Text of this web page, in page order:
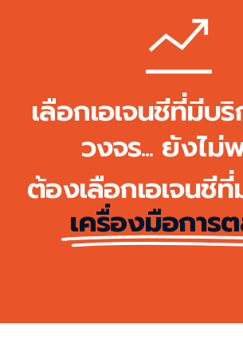
เลือกเอเจนชีที่มีบ
วงจร... ยังไม่
ต้องเลือกเอเจนชี
เครื่องมือการ